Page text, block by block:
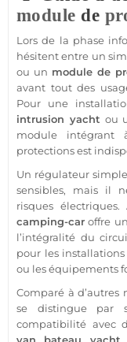
module de
Lors de la phase
hésitent entre un
ou un module de
avant tout des
Pour une
intrusion yacht ou
module intégrant
protections est
Un régulateur
sensibles, mais il
risques électriques.
camping-car offre
l’intégralité du
pour les
ou les équipements
Comparé à
se distingue par
compatibilité avec